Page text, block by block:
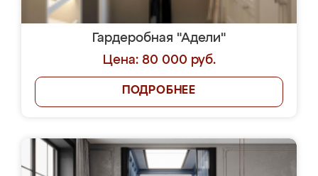
Гардеробная "Адели"
Цена: 80 000 руб.
ПОДРОБНЕЕ